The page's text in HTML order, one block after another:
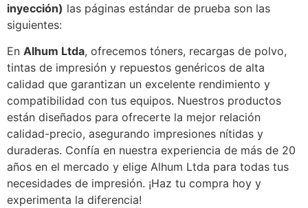
inyección) las páginas estándar de prueba son las
siguientes:
En Alhum Ltda, ofrecemos tóners, recargas de polvo,
tintas de impresión y repuestos genéricos de alta
calidad que garantizan un excelente rendimiento y
compatibilidad con tus equipos. Nuestros productos
están diseñados para ofrecerte la mejor relación
calidad-precio, asegurando impresiones nítidas y
duraderas. Confía en nuestra experiencia de más de 20
años en el mercado y elige Alhum Ltda para todas tus
necesidades de impresión. ¡Haz tu compra hoy y
experimenta la diferencia!